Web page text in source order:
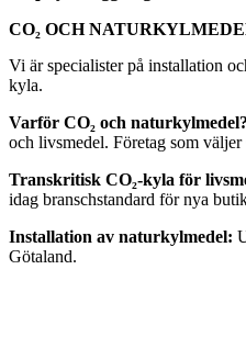
CO₂ OCH
Vi är specialister på installation
kyla.
Varför CO₂ och naturkylmedel?
och livsmedel. Företag som
Transkritisk CO₂-kyla för
idag branschstandard för nya
Installation av naturkylmedel:
Götaland.